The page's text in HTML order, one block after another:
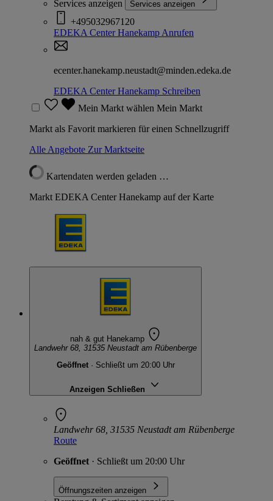
Services anzeigen Services anzeigen
+495032967120
EDEKA Center Hanekamp Anrufen
ecenter.hanekamp.neustadt@minden.edeka.de
EDEKA Center Hanekamp Schreiben
Mein Markt wählen Mein Markt
Markt als Favorit markieren für einen Schnellzugriff
Alle Angebote Zur Marktseite
Kartendaten werden geladen …
Markt EDEKA Center Hanekamp auf der Karte
nah & gut Hanekamp
Landwehr 68, 31535 Neustadt am Rübenberge
Geöffnet · Schließt um 20:00 Uhr
Anzeigen Schließen
Landwehr 68, 31535 Neustadt am Rübenberge
Route
Geöffnet · Schließt um 20:00 Uhr
Öffnungszeiten anzeigen